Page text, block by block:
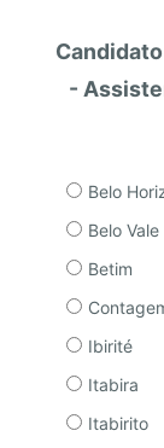
-
Belo
Belo Vale
Betim
Ibirité
Itabira
Itabirito